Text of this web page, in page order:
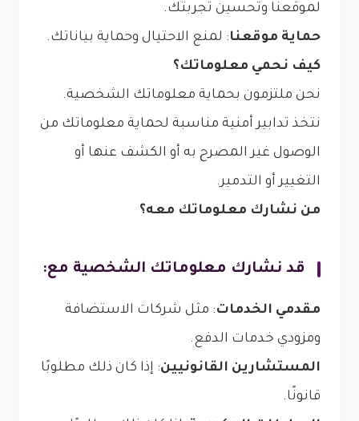
لموقعنا وتحسين تجربتك.
حماية موقعنا: لمنع الاحتيال وحماية بياناتك.
كيف نحمي معلوماتك؟
نحن ملتزمون بحماية معلوماتك الشخصية.
نتخذ تدابير أمنية مناسبة لحماية معلوماتك من
الوصول غير المصرح به أو الكشف عنها أو
التغيير أو التدمير.
من نشارك معلوماتك معه؟
قد نشارك معلوماتك الشخصية مع:
مقدمي الخدمات: مثل شركات الاستضافة
ومزودي خدمات الدفع.
المستشارين القانونيين: إذا كان ذلك مطلوبًا
قانونًا.